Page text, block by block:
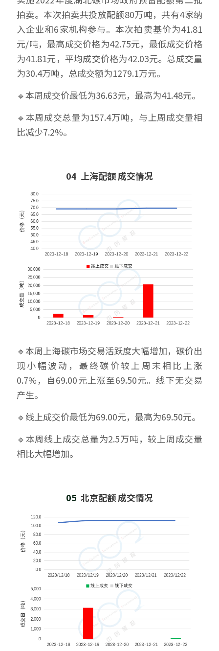
拍卖。本次拍卖共投放配额80万吨，共有4家纳
入企业和6家机构参与。本次拍卖基价为41.81
元/吨，最高成交价格为42.75元，最低成交价格
为41.81元，平均成交价格为42.03元。总成交量
为30.4万吨，总成交额为1279.1万元。
🔹本周成交价最低为36.63元，最高为41.48元。
🔹本周成交总量为157.4万吨，与上周成交量相
比减少7.2%。
04  上海配额 成交情况
🔹本周上海碳市场交易活跃度大幅增加，碳价出
现小幅波动，最终碳价较上周末相比上涨
0.7%，自69.00元上涨至69.50元。线下无交易
产生。
🔹线上成交价最低为69.00元，最高为69.50元。
🔹本周线上成交总量为2.5万吨，较上周成交量
相比大幅增加。
05 北京配额 成交情况